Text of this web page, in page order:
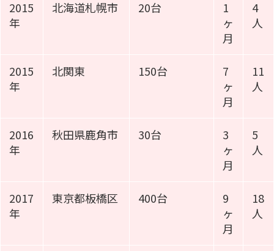
2015
年
北海道札幌市 20台
1
ヶ
月
4
人
2015
年
北関東 150台
7
ヶ
月
11
人
2016
年
秋田県鹿角市 30台
3
ヶ
月
5
人
2017
年
東京都板橋区 400台
9
ヶ
月
18
人